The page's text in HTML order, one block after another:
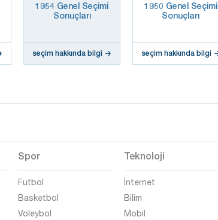
1954 Genel Seçimi
Sonuçları
seçim hakkında bilgi
1950 Genel Seçimi
Sonuçları
seçim hakkında bilgi
Spor
Futbol
Basketbol
Voleybol
Teknoloji
İnternet
Bilim
Mobil